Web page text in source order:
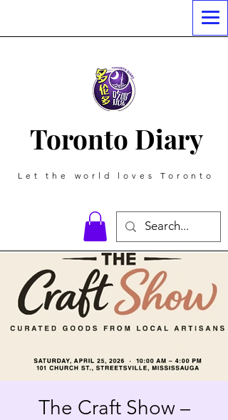
Toronto Diary
Let the world loves Toronto
The Craft Show –